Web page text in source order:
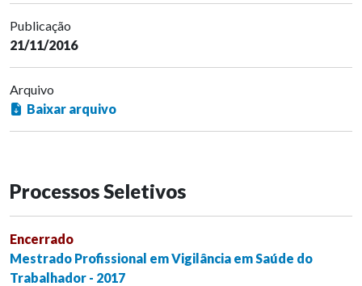
Publicação
21/11/2016
Arquivo
Baixar arquivo
Processos Seletivos
Encerrado
Mestrado Profissional em Vigilância em Saúde do
Trabalhador - 2017